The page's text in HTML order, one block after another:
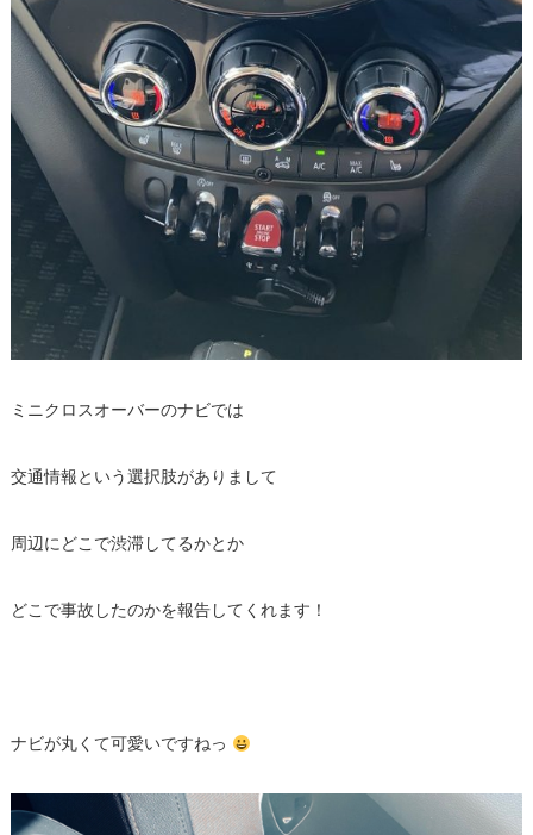
ミニクロスオーバーのナビでは
交通情報という選択肢がありまして
周辺にどこで渋滞してるかとか
どこで事故したのかを報告してくれます！
ナビが丸くて可愛いですねっ